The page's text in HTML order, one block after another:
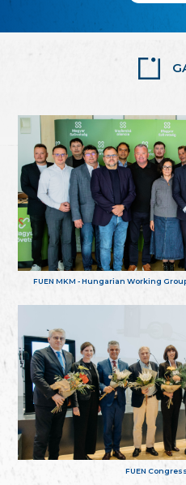
FUEN MKM - Hungarian Working
FUEN